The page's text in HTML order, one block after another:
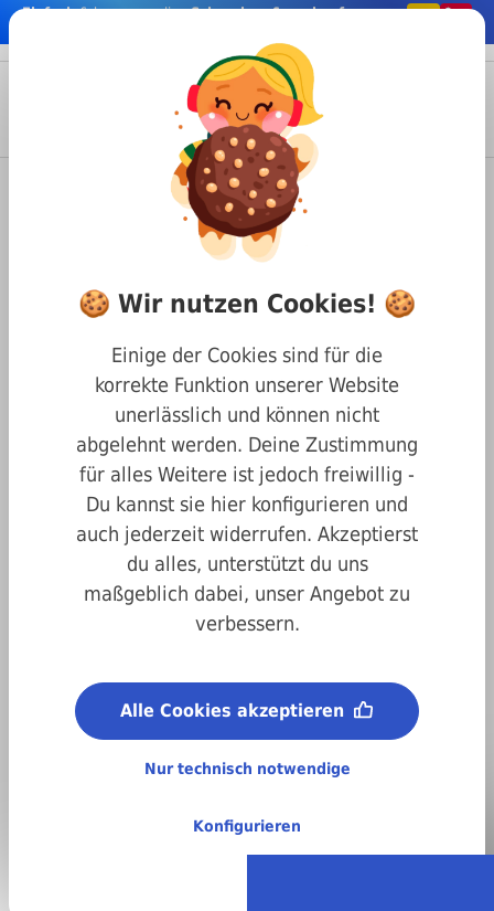
springen
Einfach& bequem onlineSchrauben & co. kaufen
Anmelden
Befestigungstechnik
Schrauben
DIN 316 Fügelschrauben (Stahl, verzinkt)
Flügelschrauben amerikanische
Form DIN 316 stahl verzinkt
M8 x 30
4700316080030
Metrisches ISO-Gewinde (M):
🍪 Wir nutzen Cookies! 🍪
Einige der Cookies sind für die
korrekte Funktion unserer Website
unerlässlich und können nicht
abgelehnt werden. Deine Zustimmung
für alles Weitere ist jedoch freiwillig -
Du kannst sie hier konfigurieren und
auch jederzeit widerrufen. Akzeptierst
du alles, unterstützt du uns
maßgeblich dabei, unser Angebot zu
verbessern.
Alle Cookies akzeptieren
Nur technisch notwendige
Konfigurieren